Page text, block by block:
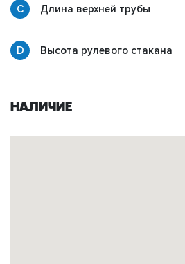
Длина верхней трубы
Высота рулевого стакана
Наличие